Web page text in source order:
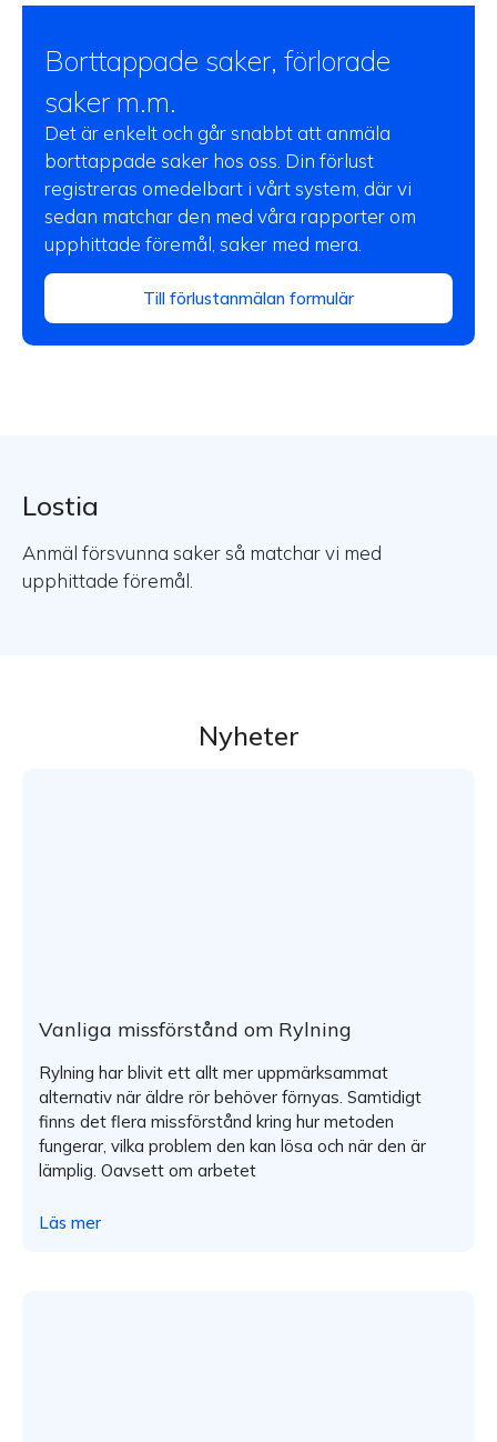
Borttappade saker, förlorade
saker m.m.
Det är enkelt och går snabbt att anmäla
borttappade saker hos oss. Din förlust
registreras omedelbart i vårt system, där vi
sedan matchar den med våra rapporter om
upphittade föremål, saker med mera.
Till förlustanmälan formulär
Lostia
Anmäl försvunna saker så matchar vi med
upphittade föremål.
Nyheter
Vanliga missförstånd om Rylning
Rylning har blivit ett allt mer uppmärksammat
alternativ när äldre rör behöver förnyas. Samtidigt
finns det flera missförstånd kring hur metoden
fungerar, vilka problem den kan lösa och när den är
lämplig. Oavsett om arbetet
Läs mer